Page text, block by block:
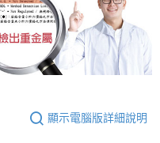
顯示電腦版詳細說明